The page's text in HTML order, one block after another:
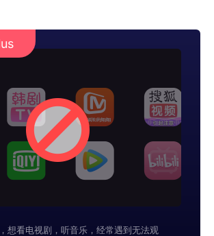
想看电视剧，听音乐，经常遇到无法观